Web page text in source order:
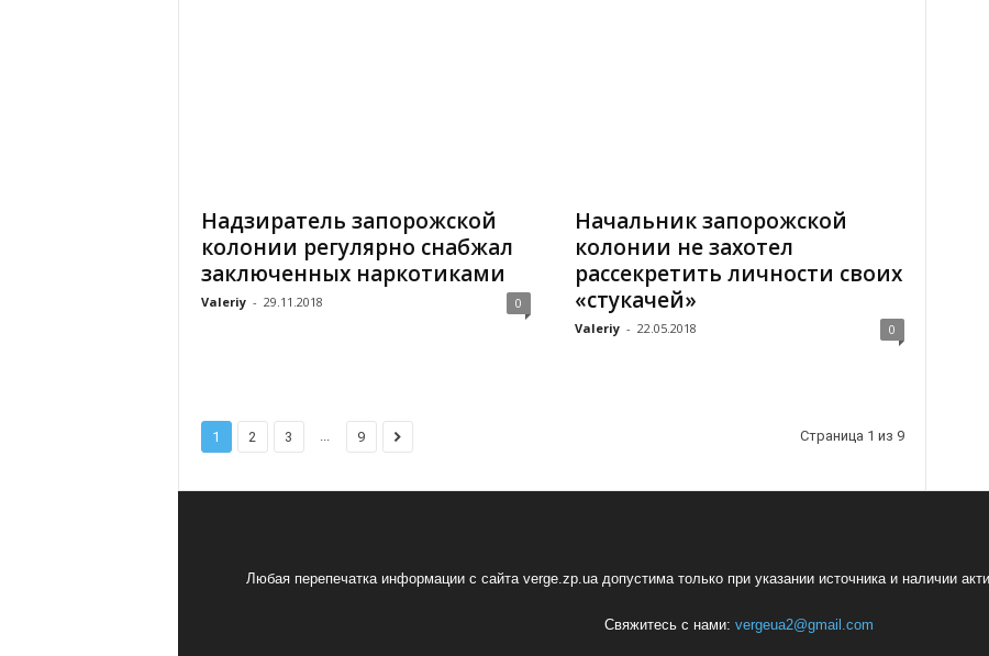
Надзиратель запорожской
колонии регулярно снабжал
заключенных наркотиками
Valeriy - 29.11.2018 0
Начальник запорожской
колонии не захотел
рассекретить личности своих
«стукачей»
Valeriy - 22.05.2018 0
1 2 3 ... 9 Страница 1 из 9
Любая перепечатка информации с сайта verge.zp.ua допустима только при указании источника и наличии
Свяжитесь с нами: vergeua2@gmail.com